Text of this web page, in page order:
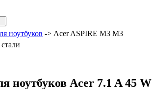
ноутбуков -> Acer ASPIRE M3 M3
ноутбуков Acer 7.1 A 45 W